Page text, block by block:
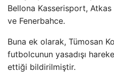
Bellona Kasserisport,
ve Fenerbahce.
Buna ek olarak, Tümosan
futbolcunun yasadışı
ettiği bildirilmiştir.